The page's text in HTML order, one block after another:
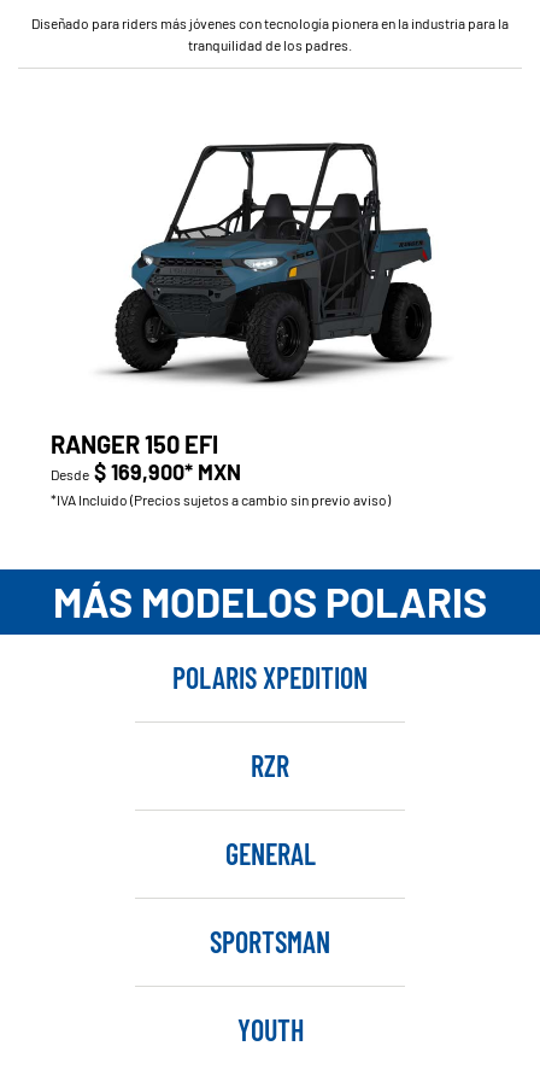
Diseñado para riders más jóvenes con tecnología pionera en la industria para la
tranquilidad de los padres.
RANGER 150 EFI
Desde $ 169,900* MXN
*IVA Incluido (Precios sujetos a cambio sin previo aviso)
MÁS MODELOS POLARIS
POLARIS XPEDITION
RZR
GENERAL
SPORTSMAN
YOUTH